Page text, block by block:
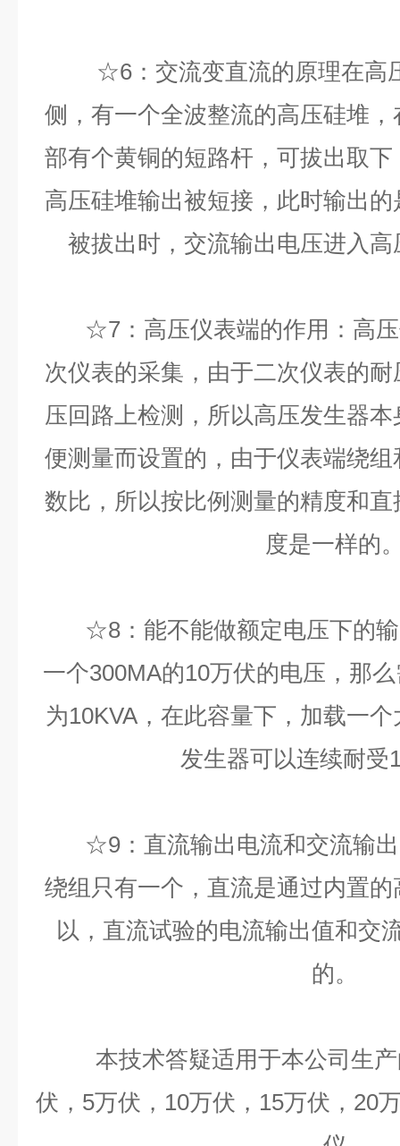
☆6：交流变直流的原理在高
侧，有一个全波整流的高压硅堆
部有个黄铜的短路杆，可拔出取
高压硅堆输出被短接，此时输出
被拔出时，交流输出电压进入
☆7：高压仪表端的作用：高压
次仪表的采集，由于二次仪表的
压回路上检测，所以高压发生器
便测量而设置的，由于仪表端绕
数比，所以按比例测量的精度和
度是一样的
☆8：能不能做额定电压下的输
一个300MA的10万伏的电压，那
为10KVA，在此容量下，加载一
发生器可以连续耐受
☆9：直流输出电流和交流输出
绕组只有一个，直流是通过内置
以，直流试验的电流输出值和交
的。
本技术答疑适用于本公司生产
伏，5万伏，10万伏，15万伏，20